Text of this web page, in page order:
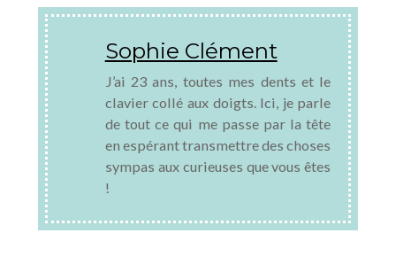
Sophie Clément
J’ai 23 ans, toutes mes dents et le
clavier collé aux doigts. Ici, je parle
de tout ce qui me passe par la tête
en espérant transmettre des choses
sympas aux curieuses que vous êtes
!